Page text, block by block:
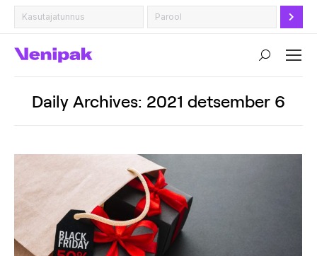
Search:
Daily Archives: 2021 detsember 6